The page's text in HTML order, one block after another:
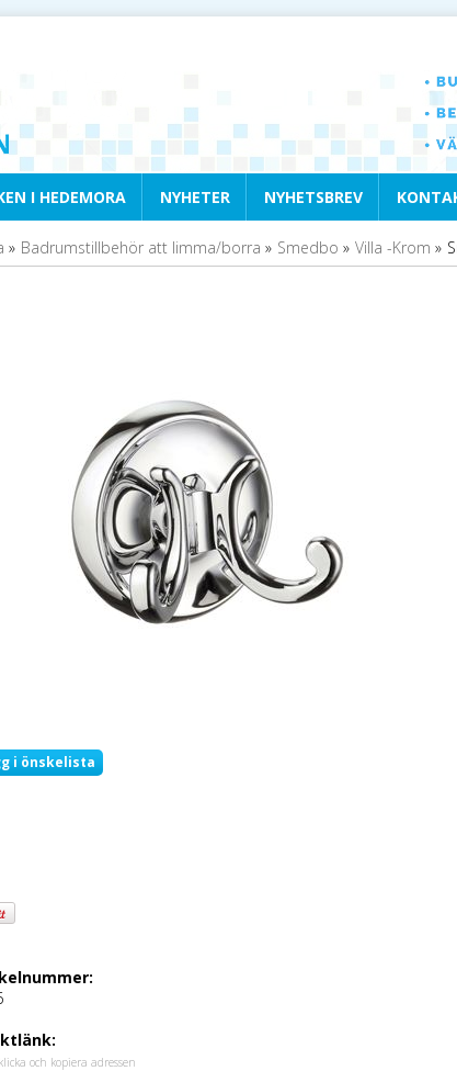
I HEDEMORA NYHETER NYHETSBREV
» Badrumstillbehör att limma/borra » Smedbo » Villa -Krom »
i önskelista
och kopiera adressen